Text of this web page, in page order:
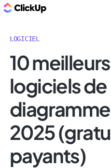
LOGICIEL
10
logiciels de
2025
payants)